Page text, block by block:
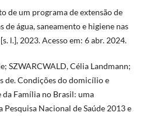
de um programa de extensão de
água, saneamento e higiene nas
l.], 2023. Acesso em: 6 abr. 2024.
SZWARCWALD, Célia Landmann;
de. Condições do domicílio e
da Família no Brasil: uma
Nacional de Saúde 2013 e